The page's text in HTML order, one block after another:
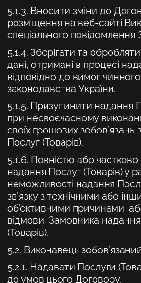
5.1.3. Вносити зміни до
розміщення на веб-сайті
спеціального повідомлення
5.1.4. Зберігати та
дані, отримані в процесі
відповідно до вимог чинного
законодавства України.
5.1.5. Призупинити надання
при несвоєчасному
своїх грошових зобов’язань
Послуг (Товарів).
5.1.6. Повністю або
надання Послуг (Товарів) у
неможливості надання
зв’язку з технічними або
об’єктивними причинами,
відмови Замовника
(Товарів).
5.2. Виконавець
5.2.1. Надавати Послуги
до умов цього Договору.